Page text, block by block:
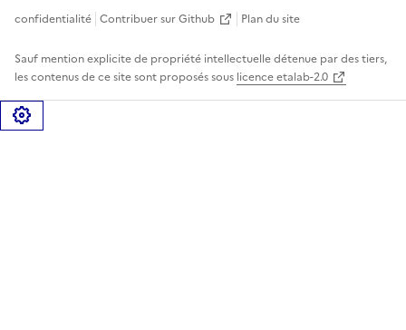
confidentialité Contribuer sur Github Plan du site
Sauf mention explicite de propriété intellectuelle détenue par des tiers,
les contenus de ce site sont proposés sous licence etalab-2.0
Gérer les cookies